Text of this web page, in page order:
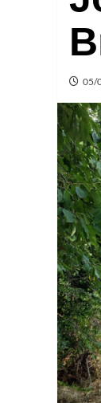
05/